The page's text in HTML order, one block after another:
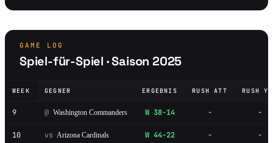
GAME LOG
Spiel-für-Spiel · Saison 2025
WEEK GEGNER ERGEBNIS RUSH ATT RUSH
9 @ Washington Commanders W 38-14 - -
10 vs Arizona Cardinals W 44-22 - -